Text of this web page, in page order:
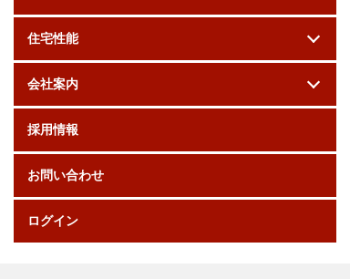
住宅性能
会社案内
採用情報
お問い合わせ
ログイン